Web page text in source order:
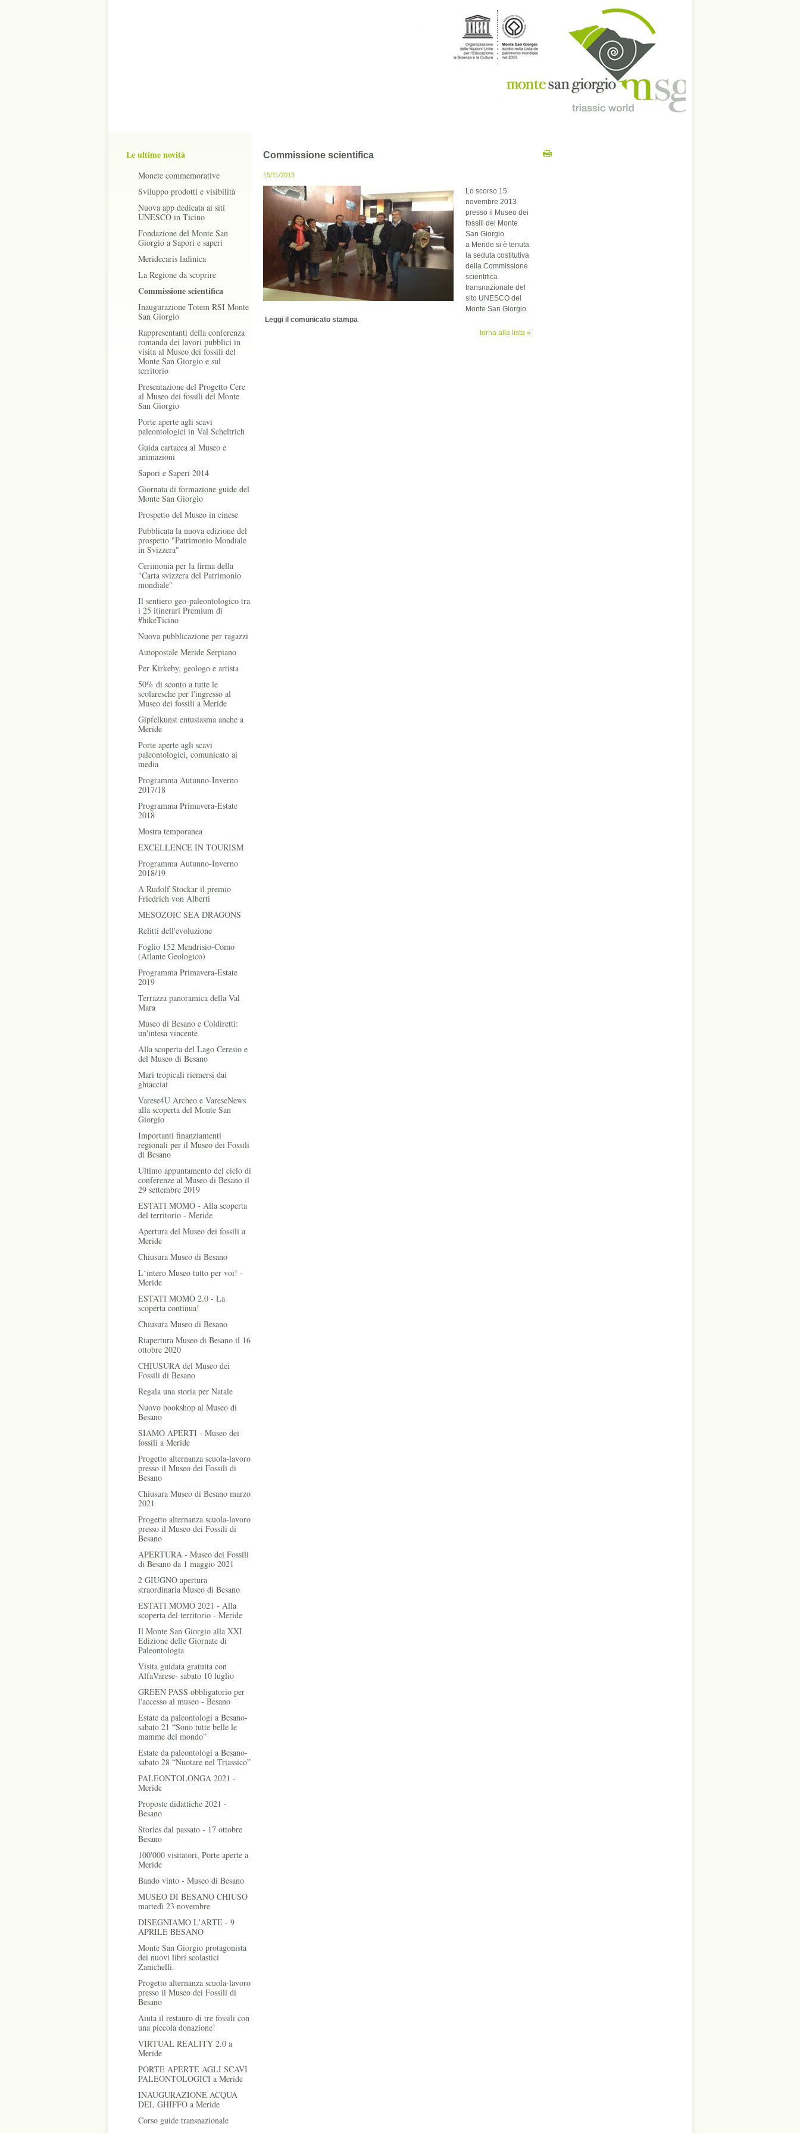
Le ultime novità
Monete commemorative
Sviluppo prodotti e visibilità
Nuova app dedicata ai siti
UNESCO in Ticino
Fondazione del Monte San
Giorgio a Sapori e saperi
Meridecaris ladinica
La Regione da scoprire
Commissione scientifica
Inaugurazione Totem RSI Monte
San Giorgio
Rappresentanti della conferenza
romanda dei lavori pubblici in
visita al Museo dei fossili del
Monte San Giorgio e sul
territorio
Presentazione del Progetto Cere
al Museo dei fossili del Monte
San Giorgio
Porte aperte agli scavi
paleontologici in Val Scheltrich
Guida cartacea al Museo e
animazioni
Sapori e Saperi 2014
Giornata di formazione guide del
Monte San Giorgio
Prospetto del Museo in cinese
Pubblicata la nuova edizione del
prospetto "Patrimonio Mondiale
in Svizzera"
Cerimonia per la firma della
"Carta svizzera del Patrimonio
mondiale"
Il sentiero geo-paleontologico tra
i 25 itinerari Premium di
#hikeTicino
Nuova pubblicazione per ragazzi
Autopostale Meride Serpiano
Per Kirkeby, geologo e artista
50% di sconto a tutte le
scolaresche per l'ingresso al
Museo dei fossili a Meride
Gipfelkunst entusiasma anche a
Meride
Porte aperte agli scavi
paleontologici, comunicato ai
media
Programma Autunno-Inverno
2017/18
Programma Primavera-Estate
2018
Mostra temporanea
EXCELLENCE IN TOURISM
Programma Autunno-Inverno
2018/19
A Rudolf Stockar il premio
Friedrich von Alberti
MESOZOIC SEA DRAGONS
Relitti dell'evoluzione
Foglio 152 Mendrisio-Como
(Atlante Geologico)
Programma Primavera-Estate
2019
Terrazza panoramica della Val
Mara
Museo di Besano e Coldiretti:
un'intesa vincente
Alla scoperta del Lago Ceresio e
del Museo di Besano
Mari tropicali riemersi dai
ghiacciai
Varese4U Archeo e VareseNews
alla scoperta del Monte San
Giorgio
Importanti finanziamenti
regionali per il Museo dei Fossili
di Besano
Ultimo appuntamento del ciclo di
conferenze al Museo di Besano il
29 settembre 2019
ESTATI MOMÒ - Alla scoperta
del territorio - Meride
Apertura del Museo dei fossili a
Meride
Chiusura Museo di Besano
L‘intero Museo tutto per voi! -
Meride
ESTATI MOMÒ 2.0 - La
scoperta continua!
Chiusura Museo di Besano
Riapertura Museo di Besano il 16
ottobre 2020
CHIUSURA del Museo dei
Fossili di Besano
Regala una storia per Natale
Nuovo bookshop al Museo di
Besano
SIAMO APERTI - Museo dei
fossili a Meride
Progetto alternanza scuola-lavoro
presso il Museo dei Fossili di
Besano
Chiusura Museo di Besano marzo
2021
Progetto alternanza scuola-lavoro
presso il Museo dei Fossili di
Besano
APERTURA - Museo dei Fossili
di Besano da 1 maggio 2021
2 GIUGNO apertura
straordinaria Museo di Besano
ESTATI MOMÒ 2021 - Alla
scoperta del territorio - Meride
Il Monte San Giorgio alla XXI
Edizione delle Giornate di
Paleontologia
Visita guidata gratuita con
AlfaVarese- sabato 10 luglio
GREEN PASS obbligatorio per
l'accesso al museo - Besano
Estate da paleontologi a Besano-
sabato 21 “Sono tutte belle le
mamme del mondo”
Estate da paleontologi a Besano-
sabato 28 “Nuotare nel Triassico”
PALEONTOLONGA 2021 -
Meride
Proposte didattiche 2021 -
Besano
Stories dal passato - 17 ottobre
Besano
100'000 visitatori, Porte aperte a
Meride
Bando vinto - Museo di Besano
MUSEO DI BESANO CHIUSO
martedì 23 novembre
DISEGNIAMO L'ARTE - 9
APRILE BESANO
Monte San Giorgio protagonista
dei nuovi libri scolastici
Zanichelli.
Progetto alternanza scuola-lavoro
presso il Museo dei Fossili di
Besano
Aiuta il restauro di tre fossili con
una piccola donazione!
VIRTUAL REALITY 2.0 a
Meride
PORTE APERTE AGLI SCAVI
PALEONTOLOGICI a Meride
INAUGURAZIONE ACQUA
DEL GHIFFO a Meride
Corso guide transnazionale
Commissione scientifica
15/11/2013
Lo scorso 15
novembre 2013
presso il Museo dei
fossili del Monte
San Giorgio
a Meride si è tenuta
la seduta costitutiva
della Commissione
scientifica
transnazionale del
sito UNESCO del
Monte San Giorgio.
Leggi il comunicato stampa
torna alla lista «